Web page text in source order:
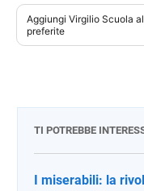
Aggiungi Virgilio Scuola
preferite
TI POTREBBE
I miserabili: la